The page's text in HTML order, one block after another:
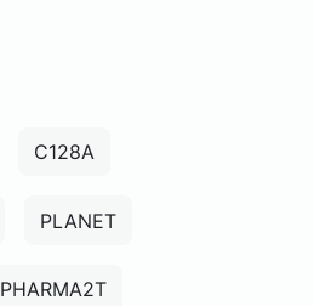
C128A
PLANET
PHARMA2T